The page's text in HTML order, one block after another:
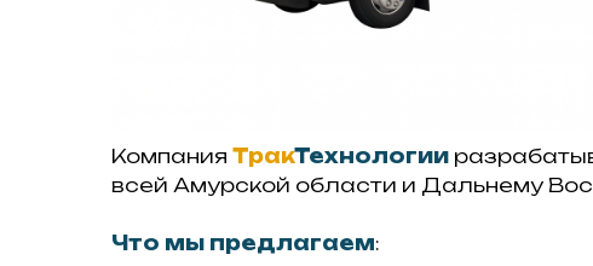
Компания ТракТехнологии
всей Амурской области и Дальнему
Что мы предлагаем: